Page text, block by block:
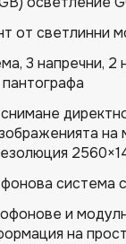
от светлинни
3 напречни, 2
пантографа
на
система
и
на